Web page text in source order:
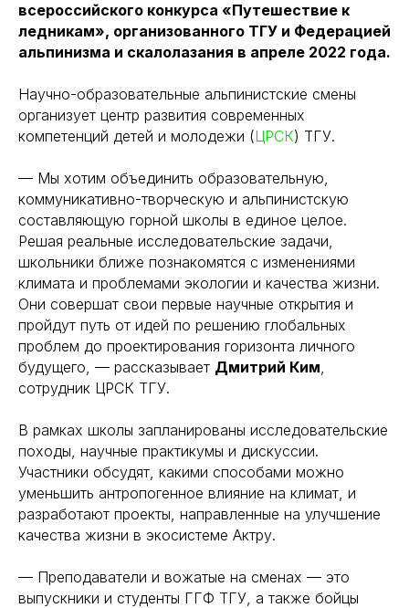
всероссийского конкурса «Путешествие к
ледникам», организованного ТГУ и Федерацией
альпинизма и скалолазания в апреле 2022 года.
Научно-образовательные альпинистские смены
организует центр развития современных
компетенций детей и молодежи (ЦРСК) ТГУ.
— Мы хотим объединить образовательную,
коммуникативно-творческую и альпинистскую
составляющую горной школы в единое целое.
Решая реальные исследовательские задачи,
школьники ближе познакомятся с изменениями
климата и проблемами экологии и качества жизни.
Они совершат свои первые научные открытия и
пройдут путь от идей по решению глобальных
проблем до проектирования горизонта личного
будущего, — рассказывает Дмитрий Ким,
сотрудник ЦРСК ТГУ.
В рамках школы запланированы исследовательские
походы, научные практикумы и дискуссии.
Участники обсудят, какими способами можно
уменьшить антропогенное влияние на климат, и
разработают проекты, направленные на улучшение
качества жизни в экосистеме Актру.
— Преподаватели и вожатые на сменах — это
выпускники и студенты ГГФ ТГУ, а также бойцы